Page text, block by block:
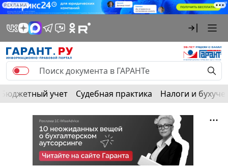
РЕКЛАМА
Бюджетный учет Судебная практика Налоги и